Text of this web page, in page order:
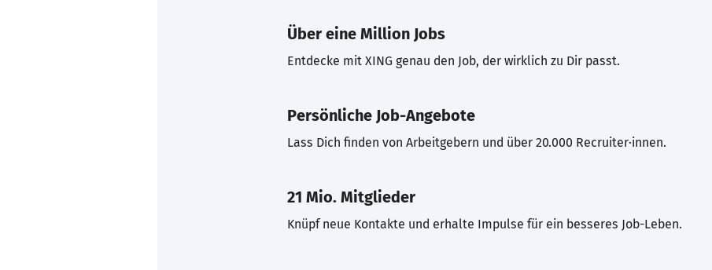
Über eine Million Jobs
Entdecke mit XING genau den Job, der wirklich zu Dir passt.
Persönliche Job-Angebote
Lass Dich finden von Arbeitgebern und über 20.000 Recruiter·innen.
21 Mio. Mitglieder
Knüpf neue Kontakte und erhalte Impulse für ein besseres Job-Leben.